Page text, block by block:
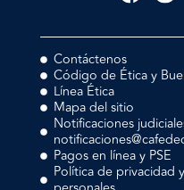
Contáctenos
Código de Ética y
Línea Ética
Mapa del sitio
Notificaciones
Pagos en línea y PSE
Política de privacidad